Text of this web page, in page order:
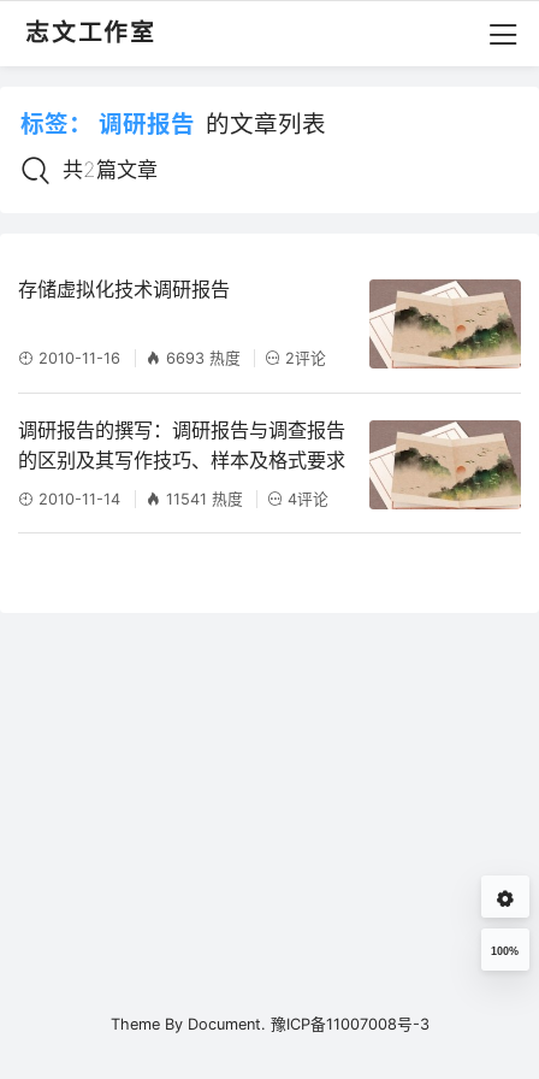
志文工作室
标签： 调研报告 的文章列表
共2篇文章
存储虚拟化技术调研报告
2010-11-16 6693 热度 2评论
调研报告的撰写：调研报告与调查报告
的区别及其写作技巧、样本及格式要求
2010-11-14 11541 热度 4评论
100%
Theme By Document. 豫ICP备11007008号-3